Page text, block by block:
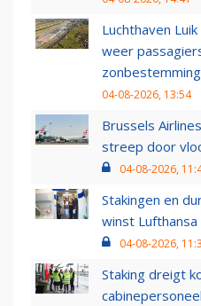
Luchthaven
weer
04-08-2026, 13:54
Brussels
streep door
04-08-2026,
Stakingen en
winst
04-08-2026,
Staking dreigt